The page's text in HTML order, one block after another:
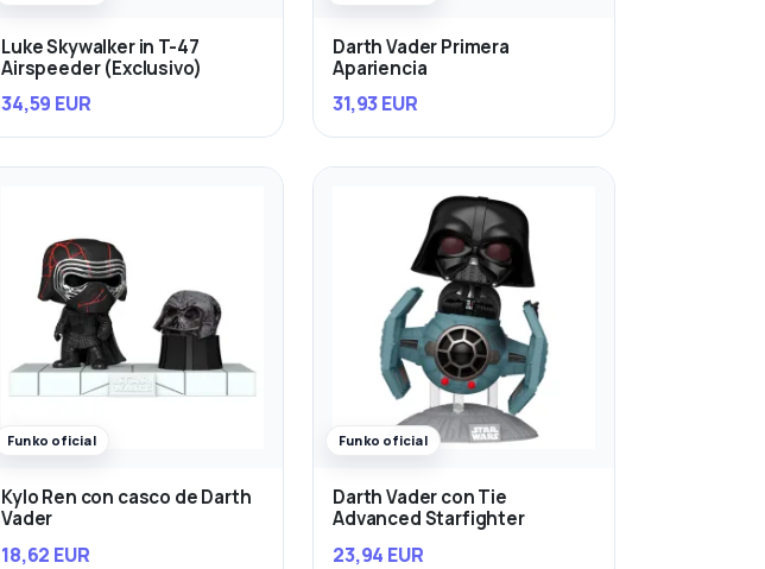
Luke Skywalker in T-47
Airspeeder (Exclusivo)
34,59 EUR
Darth Vader Primera
Apariencia
31,93 EUR
Funko oficial
Kylo Ren con casco de Darth
Vader
18,62 EUR
Funko oficial
Darth Vader con Tie
Advanced Starfighter
23,94 EUR